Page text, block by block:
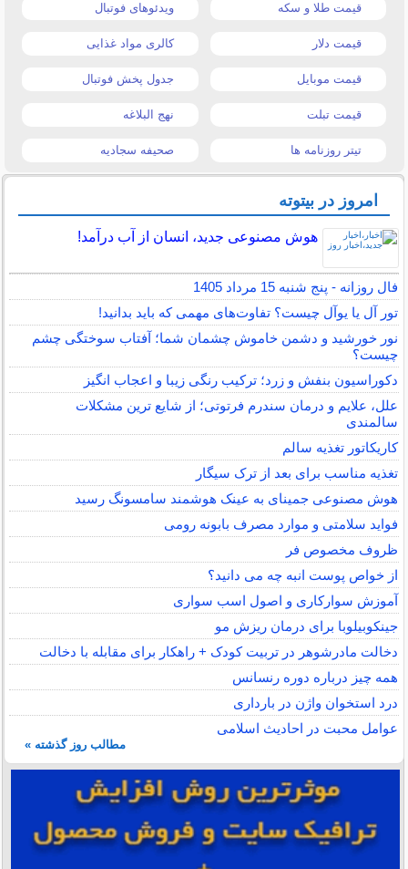
قیمت طلا و سکه ویدئوهای فوتبال
قیمت دلار کالری مواد غذایی
قیمت موبایل جدول پخش فوتبال
قیمت تبلت نهج البلاغه
تیتر روزنامه ها صحیفه سجادیه
امروز در بیتوته
هوش مصنوعی جدید، انسان از آب درآمد!
فال روزانه - پنج شنبه 15 مرداد 1405
تور آل یا یوآل چیست؟ تفاوت‌های مهمی که باید بدانید!
نور خورشید و دشمن خاموش چشمان شما؛ آفتاب سوختگی چشم
چیست؟
دکوراسیون بنفش و زرد؛ ترکیب رنگی زیبا و اعجاب انگیز
علل، علایم و درمان سندرم فرتوتی؛ از شایع ترین مشکلات
سالمندی
کاریکاتور تغذیه سالم
تغذیه مناسب برای بعد از ترک سیگار
هوش مصنوعی جمینای به عینک هوشمند سامسونگ رسید
فواید سلامتی و موارد مصرف بابونه رومی
ظروف مخصوص فر
از خواص پوست انبه چه می دانید؟
آموزش سوارکاری و اصول اسب سواری
جینکوبیلوبا برای درمان ریزش مو
دخالت مادرشوهر در تربیت کودک + راهکار برای مقابله با دخالت
همه چیز درباره دوره رنسانس
درد استخوان واژن در بارداری
عوامل محبت در احادیث اسلامى
مطالب روز گذشته »